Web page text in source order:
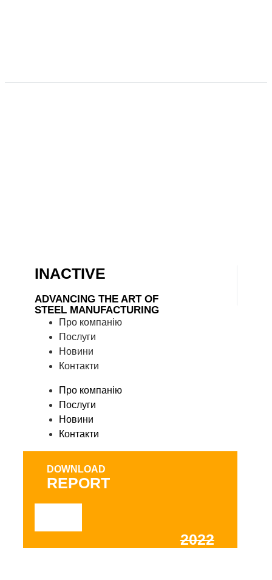
INACTIVE
ADVANCING THE ART OF
STEEL MANUFACTURING
Про компанію
Послуги
Новини
Контакти
Про компанію
Послуги
Новини
Контакти
DOWNLOAD
REPORТ
2022